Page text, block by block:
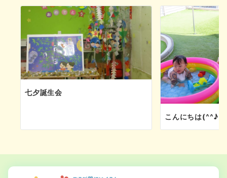
七夕誕生会
こんにちは(^^♪